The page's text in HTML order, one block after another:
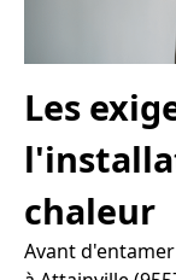
Les
chaleur
Avant